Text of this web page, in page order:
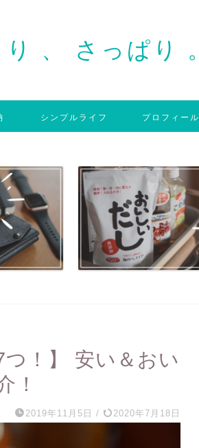
、 さっぱり 。
シンプルライフ プロフィール
つ！】 安い＆おい
！
2019年11月5日 / 2020年7月18日